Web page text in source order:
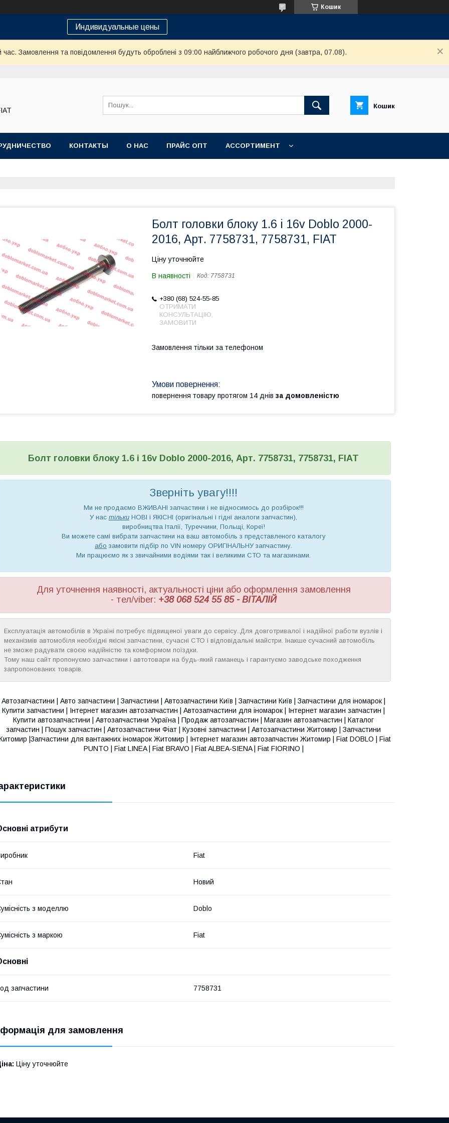
Кошик
Индивидуальные цены
час. Замовлення та повідомлення будуть оброблені з 09:00 найближчого робочого дня (завтра, 07.08).
Кошик
КОНТАКТЫ О НАС ПРАЙС ОПТ АССОРТИМЕНТ
Болт головки блоку 1.6 i 16v Doblo 2000-
2016, Арт. 7758731, 7758731, FIAT
Ціну уточнюйте
В наявності Код: 7758731
+380 (68) 524-55-85
ОТРИМАТИ
КОНСУЛЬТАЦІЮ,
ЗАМОВИТИ
Замовлення тільки за телефоном
повернення товару протягом 14 днів за домовленістю
Болт головки блоку 1.6 i 16v Doblo 2000-2016, Арт. 7758731, 7758731, FIAT
Зверніть увагу!!!!
Ми не продаємо ВЖИВАНІ запчастини і не відносимось до розбірок!!!
У нас тільки НОВІ і ЯКІСНІ (оригінальні і гідні аналоги запчастин),
виробництва Італії, Туреччини, Польщі, Кореї!
Ви можете самі вибрати запчастини на ваш автомобіль з представленого каталогу
або замовити підбір по VIN номеру ОРИГІНАЛЬНУ запчастину.
Ми працюємо як з звичайними водіями так і великими СТО та магазинами.
Для уточнення наявності, актуальності ціни або оформлення замовлення
- тел/viber: +38 068 524 55 85 - ВІТАЛІЙ
Експлуатація автомобілів в Україні потребує підвищеної уваги до сервісу..Для довготривалої і надійної работи вузлів і
механізмів автомобіля необхідні якісні запчастини, сучасні СТО і відповідальні майстри. Інакше сучасний автомобіль
не зможе радувати своєю надійністю та комформом поїздки.
Тому наш сайт пропонуємо запчастини і автотовари на будь-який гаманець і гарантуємо заводське походження
запропонованих товарів.
Автозапчастини | Авто запчастини | Запчастини | Автозапчастини Київ | Запчастини Київ | Запчастини для іномарок |
Купити запчастини | Інтернет магазин автозапчастин | Автозапчастини для іномарок | Інтернет магазин запчастин |
Купити автозапчастини | Автозапчастини Україна | Продаж автозапчастин | Магазин автозапчастин | Каталог
запчастин | Пошук запчастин | Автозапчастини Фіат | Кузовні запчастини | Автозапчастини Житомир | Запчастини
|Запчастини для вантажних іномарок Житомир | Інтернет магазин автозапчастин Житомир | Fiat DOBLO | Fiat
PUNTO | Fiat LINEA | Fiat BRAVO | Fiat ALBEA-SIENA | Fiat FIORINO |
атрибути
Fiat
Новий
з моделлю Doblo
з маркою Fiat
запчастини 7758731
для замовлення
Ціну уточнюйте